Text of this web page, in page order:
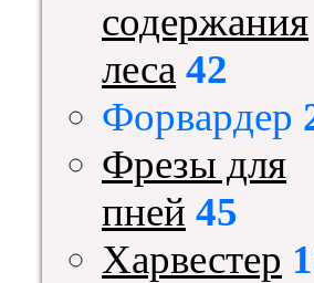
содержания
леса 42
Форвардер
Фрезы для
пней 45
Харвестер